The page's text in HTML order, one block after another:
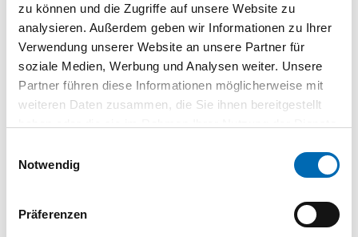
zu können und die Zugriffe auf unsere Website zu
analysieren. Außerdem geben wir Informationen zu Ihrer
Verwendung unserer Website an unsere Partner für
soziale Medien, Werbung und Analysen weiter. Unsere
Partner führen diese Informationen möglicherweise mit
weiteren Daten zusammen, die Sie ihnen bereitgestellt
Notwendig
Präferenzen
erreichen eine Gesamtspannung von 36 V. Ein Tragegriff für
einfachen Transport und eine gut konzipierte Funkenführung
sorgen für zusätzliche Sicherheit. Die einstellbare
Schnittleistung des Geräts und die Materialklemme
verbessern den Bedienkomfort.
Lieferung ohne Koffer, Akku und Ladegerät.
Dokumente
PDF